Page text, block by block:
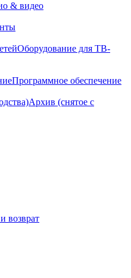
& видео
Оборудование для ТВ-
Программное обеспечение
Архив (снятое с
возврат